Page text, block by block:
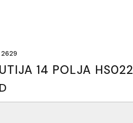
2629
14 POLJA HS022